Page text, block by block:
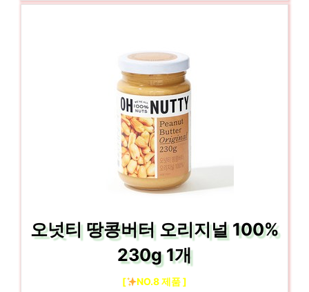
오넛티 땅콩버터 오리지널 100%
230g 1개
[ NO.8 제품 ]